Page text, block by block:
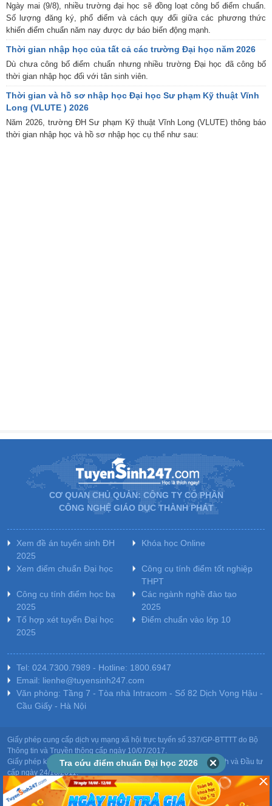
Ngày mai (9/8), nhiều trường đại học sẽ đồng loạt công bố điểm chuẩn.
Số lượng đăng ký, phổ điểm và cách quy đổi giữa các phương thức
khiến điểm chuẩn năm nay được dự báo biến động mạnh.
Thời gian nhập học của tất cả các trường Đại học năm 2026
Dù chưa công bố điểm chuẩn nhưng nhiều trường Đại học đã công bố
thời gian nhập học đối với tân sinh viên.
Thời gian và hồ sơ nhập học Đại học Sư phạm Kỹ thuật Vĩnh
Long (VLUTE ) 2026
Năm 2026, trường ĐH Sư phạm Kỹ thuật Vĩnh Long (VLUTE) thông báo
thời gian nhập học và hồ sơ nhập học cụ thể như sau:
CƠ QUAN CHỦ QUẢN: CÔNG TY CỔ PHẦN
CÔNG NGHỆ GIÁO DỤC THÀNH PHÁT
Xem đề án tuyển sinh ĐH
2025
Khóa học Online
Xem điểm chuẩn Đại học
Công cụ tính điểm tốt nghiệp
THPT
Công cụ tính điểm học bạ
2025
Các ngành nghề đào tạo
2025
Tổ hợp xét tuyển Đại học
2025
Điểm chuẩn vào lớp 10
Tel: 024.7300.7989 - Hotline: 1800.6947
Email: lienhe@tuyensinh247.com
Văn phòng: Tầng 7 - Tòa nhà Intracom - Số 82 Dịch Vọng Hậu -
Cầu Giấy - Hà Nội
Giấy phép cung cấp dịch vụ mạng xã hội trực tuyến số 337/GP-BTTTT do Bộ
Thông tin và Truyền thông cấp ngày 10/07/2017.
Giấy phép kinh doanh giáo dục: MST-0106478082 do Sở Kế hoạch và Đầu tư
cấp ngày 24/10/2011.
Chịu trách nhiệm nội dung: Phạm Đức Tuệ.
Tra cứu điểm chuẩn Đại học 2026